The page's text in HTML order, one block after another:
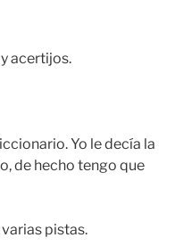
acertijos.
Yo le decía la
de hecho tengo que
pistas.